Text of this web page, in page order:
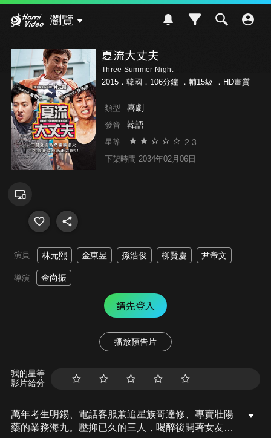
瀏覽
夏流大丈夫
Three Summer Night
2015．韓國．106分鐘 ． 輔15級 ．HD畫質
類型 喜劇
發音 韓語
星等 2.3
下架時間 2034年02月06日
演員 林元熙 金東昱 孫浩俊 柳賢慶 尹帝文
導演 金尚振
請先登入
播放預告片
我的星等
影片給分
萬年考生明錫、電話客服兼追星族哥達修、專賣壯陽
藥的業務海九。壓抑已久的三人，喝醉後開著女友留